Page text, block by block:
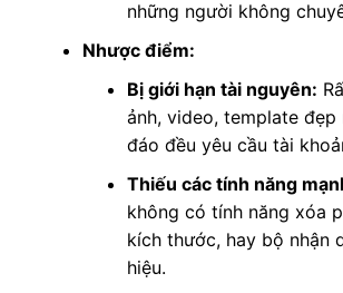
những người không
Nhược điểm:
Bị giới hạn tài nguyên:
ảnh, video, template
đáo đều yêu cầu tài
Thiếu các tính năng
không có tính năng xóa
kích thước, hay bộ nhận
hiệu.